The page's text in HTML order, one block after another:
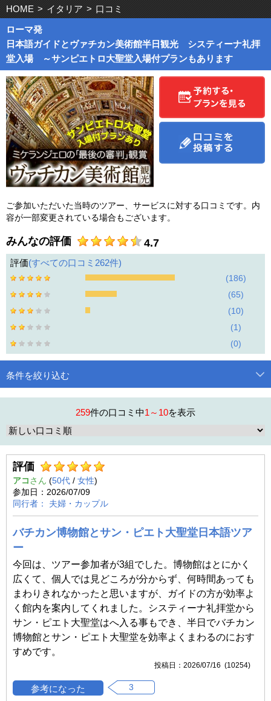
HOME > イタリア > 口コミ
ローマ発
日本語ガイドとヴァチカン美術館半日観光 システィーナ礼拝
堂入場 ～サンピエトロ大聖堂入場付プランもあります
ご参加いただいた当時のツアー、サービスに対する口コミです。内
容が一部変更されている場合もございます。
みんなの評価 4.7
評価 すべての口コミ 262件
186
65
10
1
0
条件を絞り込む
259件の口コミ中1～ 10を表示
評価
アコ (50代 / 女性)
2026/07/09
夫婦・カップル
バチカン博物館とサン・ピエト大聖堂日本語ツア
ー
今回は、ツアー参加者が3組でした。博物館はとにかく
広くて、個人では見どころが分からず、何時間あっても
まわりきれなかったと思いますが、ガイドの方が効率よ
く館内を案内してくれました。システィーナ礼拝堂から
サン・ピエト大聖堂はへ入る事もでき、半日でバチカン
博物館とサン・ピエト大聖堂を効率よくまわるのにおす
すめです。
2026/07/16 (10254)
3